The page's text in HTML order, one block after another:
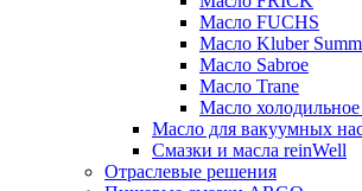
Масло FUCHS
Масло Kluber
Масло Sabroe
Масло Trane
Масло
Масло для вакуумных
Смазки и масла reinWell
Отраслевые решения